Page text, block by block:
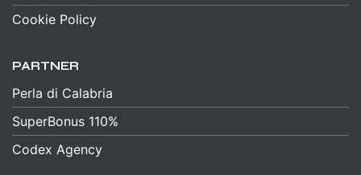
Cookie Policy
PARTNER
Perla di Calabria
SuperBonus 110%
Codex Agency